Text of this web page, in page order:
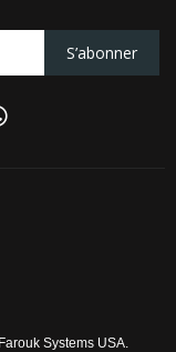
S’abonner
Systems USA.